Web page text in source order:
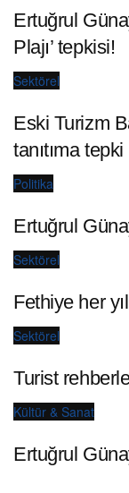
Ertuğrul
Plajı’ tepkisi!
Sektörel
Eski Turizm
tanıtıma tepki
Politika
Ertuğrul
Sektörel
Fethiye her
Sektörel
Turist
Kültür & Sanat
Ertuğrul